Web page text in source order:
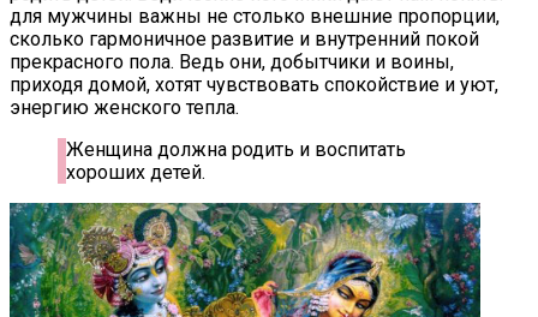
для мужчины важны не столько внешние пропорции,
сколько гармоничное развитие и внутренний покой
прекрасного пола. Ведь они, добытчики и воины,
приходя домой, хотят чувствовать спокойствие и уют,
энергию женского тепла.
Женщина должна родить и воспитать
хороших детей.